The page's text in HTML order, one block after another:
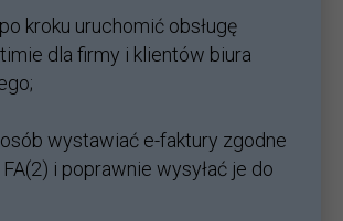
kroku uruchomić obsługę
dla firmy i klientów biura
wystawiać e-faktury zgodne
i poprawnie wysyłać je do